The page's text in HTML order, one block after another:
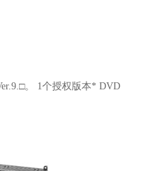
。 1个授权版本* DVD